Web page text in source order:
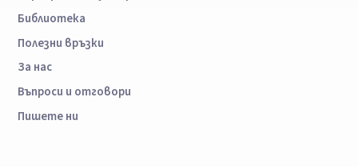
Библиотека
Полезни връзки
За нас
Въпроси и отговори
Пишете ни